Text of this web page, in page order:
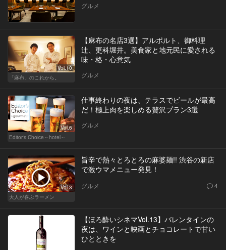
グルメ
Vol.10
「麻布」のこれから。
【麻布の名店3選】アルポルト、御料理
辻、更科堀井。美食家と地元民に愛される
味・格・心意気
グルメ
Vol.6
Editor's Choice～hotel～
仕事終わりの夜は、テラスでビールが最高
だ！極上肉を楽しめる贅沢プラン3選
グルメ
Vol.3
大人が喜ぶラーメン
旨辛で熱々とろとろの麻婆麺!! 渋谷の新店
で激ウマメニュー発見！
グルメ 4
【ほろ酔いシネマVol.13】バレンタインの
夜は、ワインと映画とチョコレートで甘い
ひとときを